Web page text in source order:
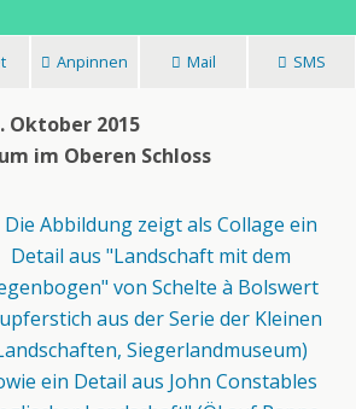
Anpinnen Mail SMS
Oktober 2015
im Oberen Schloss